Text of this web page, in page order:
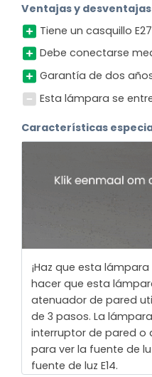
Ventajas y desventajas
Tiene un casquillo
Debe conectarse
Garantía de dos
Esta lámpara se
Características
¡Haz que esta
hacer que esta
atenuador de pared
de 3 pasos. La
interruptor de pared o
para ver la fuente de
fuente de luz E14.